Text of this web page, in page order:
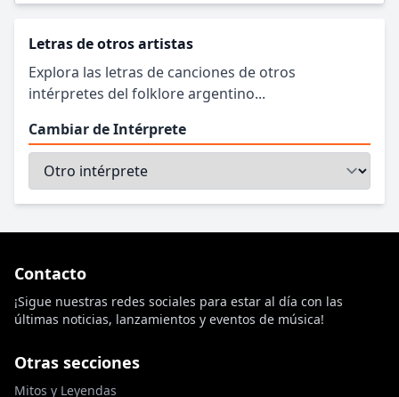
Letras de otros artistas
Explora las letras de canciones de otros
intérpretes del folklore argentino...
Cambiar de Intérprete
Contacto
¡Sigue nuestras redes sociales para estar al día con las
últimas noticias, lanzamientos y eventos de música!
Otras secciones
Mitos y Leyendas